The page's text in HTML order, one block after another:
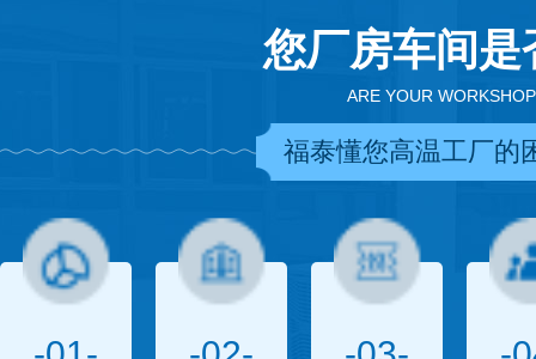
您厂房车间
ARE YOUR
福泰懂您高温工厂的